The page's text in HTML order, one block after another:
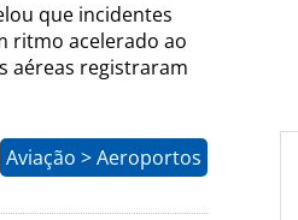
que incidentes
ritmo acelerado ao
aéreas registraram
Aviação > Aeroportos